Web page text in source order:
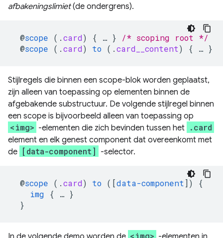
afbakeningslimiet(de ondergrens).
@scope ( .card) { … }
/* scoping root */
@scope ( .card) to ( .card__content) { … }
Stijlregels die binnen een scope-blok worden geplaatst,
zijn alleen van toepassing op elementen binnen de
afgebakende substructuur. De volgende stijlregel binnen
een scope is bijvoorbeeld alleen van toepassing op
<img> -elementen die zich bevinden tussen het .card
element en elk genest component dat overeenkomt met
de [data-component] -selector.
@scope ( .card) to ([data-component ])
{
img
{ … }
}
<img>